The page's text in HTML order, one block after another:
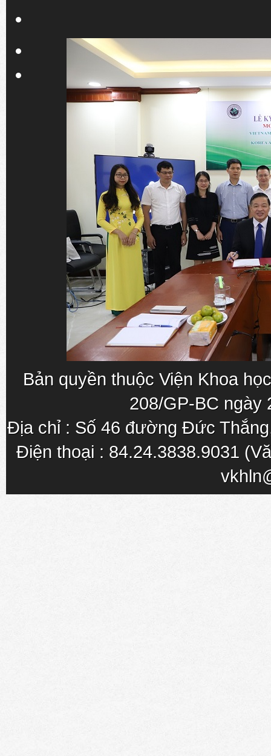
Bản quyền thuộc Viện Khoa
208/GP-BC ngày
Địa chỉ : Số 46 đường Đức
Điện thoại : 84.24.3838.9031